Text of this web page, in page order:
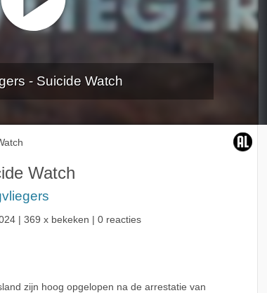
- Suicide Watch
Watch
| 369 x bekeken | 0 reacties
zijn hoog opgelopen na de arrestatie van